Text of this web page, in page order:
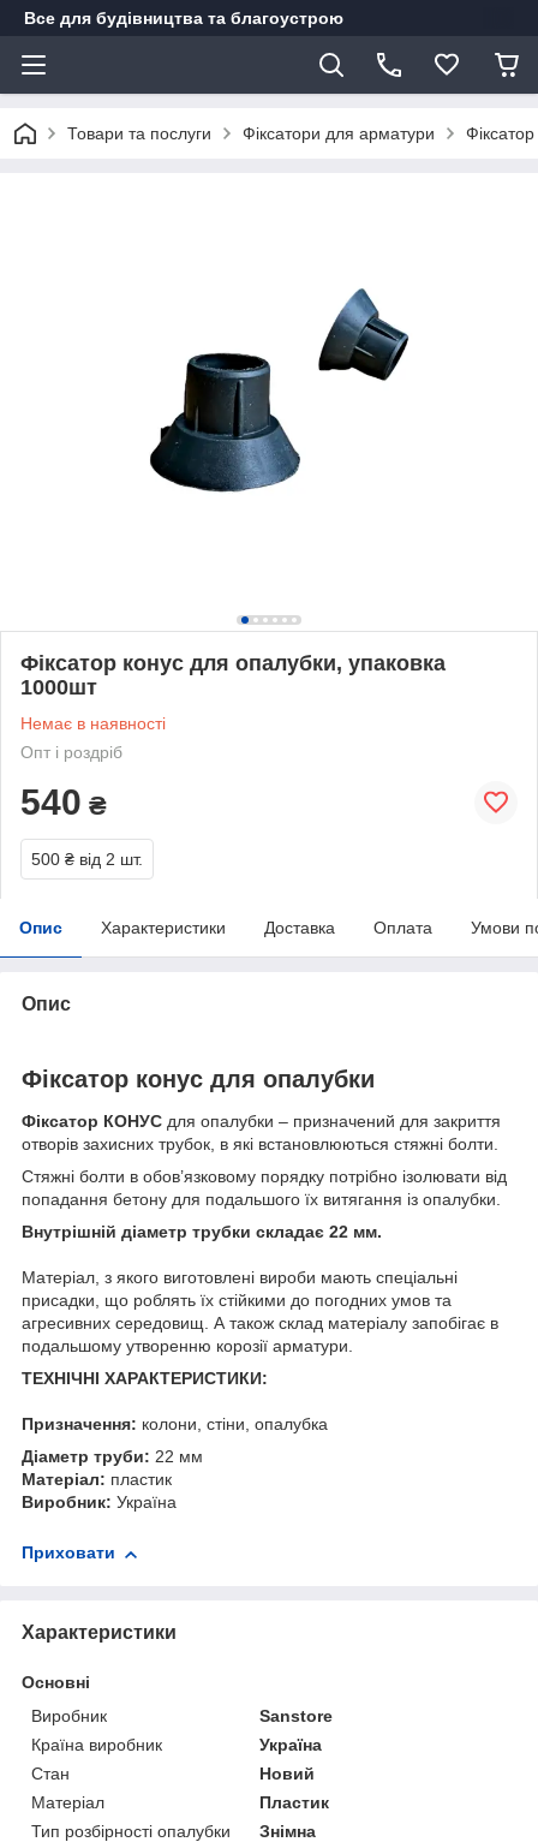
Все для будівництва та благоустрою
Товари та послуги Фіксатори для арматури
Фіксатор конус для опалубки, упаковка
1000шт
Немає в наявності
Опт і роздріб
540 ₴
500 ₴ від 2 шт.
Опис Характеристики Доставка Оплата Умови
Опис
Фіксатор конус для опалубки
Фіксатор КОНУС для опалубки – призначений для закриття
отворів захисних трубок, в які встановлюються стяжні болти.
Стяжні болти в обов’язковому порядку потрібно ізолювати від
попадання бетону для подальшого їх витягання із опалубки.
Внутрішній діаметр трубки складає 22 мм.
Матеріал, з якого виготовлені вироби мають спеціальні
присадки, що роблять їх стійкими до погодних умов та
агресивних середовищ. А також склад матеріалу запобігає в
подальшому утворенню корозії арматури.
ТЕХНІЧНІ ХАРАКТЕРИСТИКИ:
Призначення: колони, стіни, опалубка
Діаметр труби: 22 мм
Матеріал: пластик
Виробник: Україна
Приховати
Характеристики
Основні
Виробник
Sanstore
Країна виробник
Україна
Стан
Новий
Матеріал
Пластик
Тип розбірності опалубки
Знімна